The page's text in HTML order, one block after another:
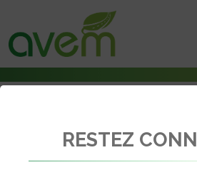
Voitures électriquesRESTEZ